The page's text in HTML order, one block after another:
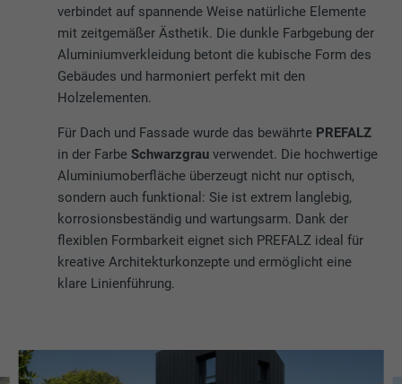
verbindet auf spannende Weise natürliche Elemente
mit zeitgemäßer Ästhetik. Die dunkle Farbgebung der
Aluminiumverkleidung betont die kubische Form des
Gebäudes und harmoniert perfekt mit den
Holzelementen.
Für Dach und Fassade wurde das bewährte PREFALZ
in der Farbe Schwarzgrau verwendet. Die hochwertige
Aluminiumoberfläche überzeugt nicht nur optisch,
sondern auch funktional: Sie ist extrem langlebig,
korrosionsbeständig und wartungsarm. Dank der
flexiblen Formbarkeit eignet sich PREFALZ ideal für
kreative Architekturkonzepte und ermöglicht eine
klare Linienführung.